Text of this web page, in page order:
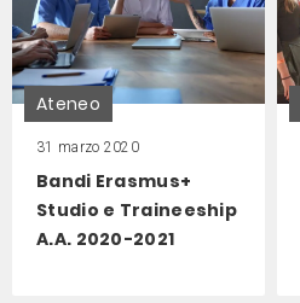
Ateneo
31 marzo 2020
Bandi Erasmus+
Studio e Traineeship
A.A. 2020-2021